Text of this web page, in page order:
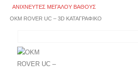
ΑΝΙΧΝΕΥΤΈΣ ΜΕΓΆΛΟΎ ΒΆΘΟΥΣ
ΟΚΜ ROVER UC – 3D ΚΑΤΑΓΡΑΦΙΚΟ